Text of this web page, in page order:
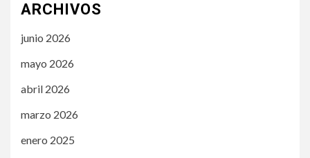
ARCHIVOS
junio 2026
mayo 2026
abril 2026
marzo 2026
enero 2025